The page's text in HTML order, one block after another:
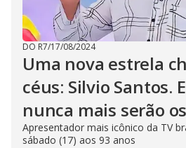
DO R7/17/08/2024
Uma nova estrela
céus: Silvio Santos.
nunca mais serão
Apresentador mais icônico da TV
sábado (17) aos 93 anos